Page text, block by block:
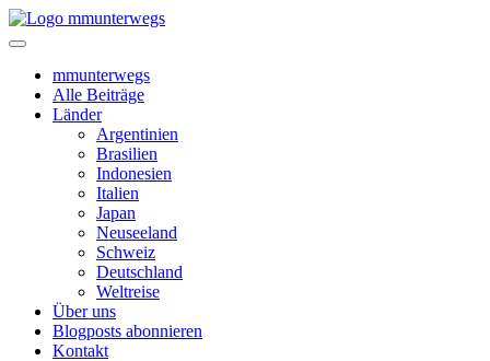
mmunterwegs
Alle Beiträge
Länder
Argentinien
Brasilien
Indonesien
Italien
Japan
Neuseeland
Schweiz
Deutschland
Weltreise
Über uns
Blogposts abonnieren
Kontakt